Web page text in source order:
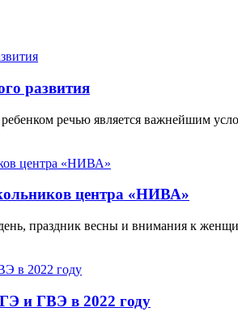
развития
речью является важнейшим
центра «НИВА»
праздник весны и внимания к
и ГВЭ в 2022 году